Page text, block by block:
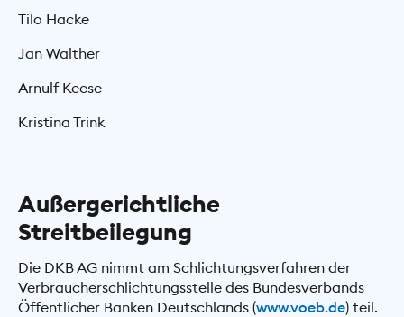
Tilo Hacke
Jan Walther
Arnulf Keese
Kristina Trink
Außergerichtliche
Streitbeilegung
Die DKB AG nimmt am Schlichtungsverfahren der
Verbraucherschlichtungsstelle des Bundesverbands
Öffentlicher Banken Deutschlands (www.voeb.de) teil.